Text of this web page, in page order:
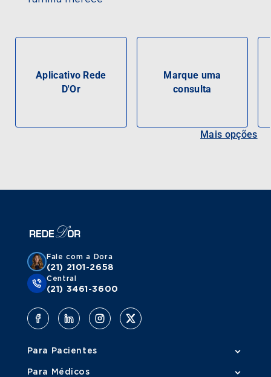
Aplicativo Rede
D'Or
Marque uma
consulta
Mais opções
Fale com a Dora
(21) 2101-2658
Central
(21) 3461-3600
Para Pacientes
Para Médicos